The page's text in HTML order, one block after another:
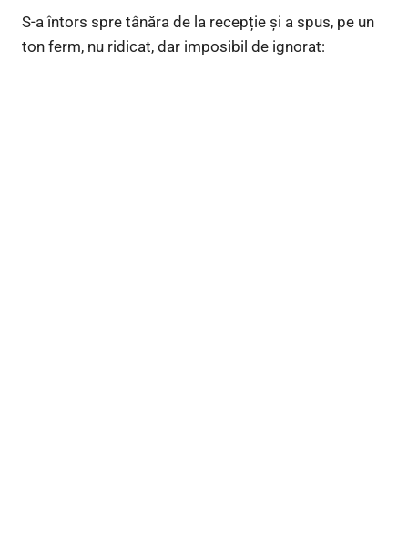
S-a întors spre tânăra de la recepție și a spus, pe un
ton ferm, nu ridicat, dar imposibil de ignorat: